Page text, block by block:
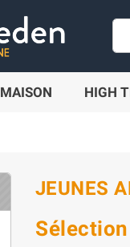
MAISON HIGH
JEUNES